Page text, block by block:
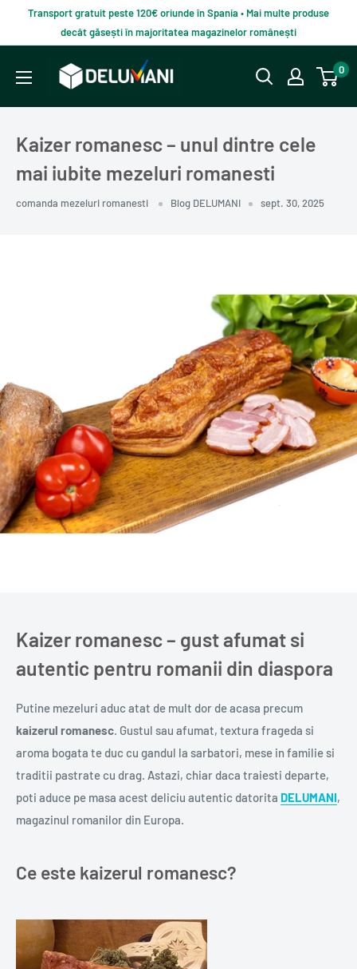
continut
Transport gratuit peste 120€ oriunde în Spania • Mai multe produse
decât găsești în majoritatea magazinelor românești
Delumani
Magazin
online
0
Kaizer romanesc – unul dintre cele
mai iubite mezeluri romanesti
comanda mezeluri romanesti Blog DELUMANI sept. 30, 2025
Kaizer romanesc – gust afumat si
autentic pentru romanii din diaspora
Putine mezeluri aduc atat de mult dor de acasa precum
kaizerul romanesc . Gustul sau afumat, textura frageda si
aroma bogata te duc cu gandul la sarbatori, mese in familie si
traditii pastrate cu drag. Astazi, chiar daca traiesti departe,
poti aduce pe masa acest deliciu autentic datorita DELUMANI,
magazinul romanilor din Europa.
Ce este kaizerul romanesc?